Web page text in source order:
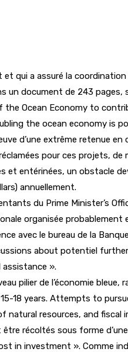
qui a assuré la
un document de 243
Ocean Economy to
the ocean economy is
d’une extrême retenue en
pour ces projets, de
entérinées, un obstacle
annuellement.
du Prime Minister’s
organisée
avec le bureau de la
about potentiel
».
pilier de l’économie bleue,
18 years. Attempts to
natural resources, and
récoltés sous forme
in investment ». Comme